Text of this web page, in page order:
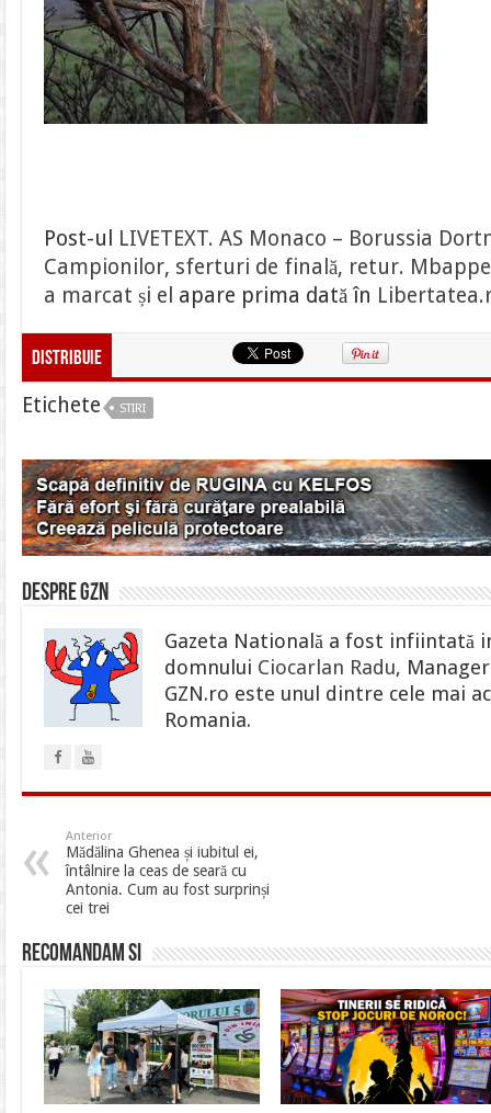
Post-ul LIVETEXT. AS Monaco – Borussia
Campionilor, sferturi de finală, retur.
a marcat și el apare prima dată în
Distribuie
Etichete STIRI
Despre gzn
Gazeta Natională a fost infiintată
domnului Ciocarlan Radu,
GZN.ro este unul dintre cele mai
Romania.
Anterior
Mădălina Ghenea și iubitul ei,
întâlnire la ceas de seară cu
Antonia. Cum au fost surprinși
cei trei
Recomandam si